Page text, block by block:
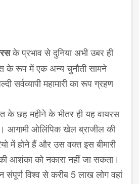
के प्रभाव से दुनिया अभी उबर ही
के रूप में एक अन्य चुनौती सामने
सर्वव्यापी महामारी का रूप ग्रहण
छह महीने के भीतर ही यह वायरस
आगामी ओलिंपिक खेल ब्राजील की
में होने हैं और उस वक्त इस बीमारी
आशंका को नकारा नहीं जा सकता।
विश्व से करीब 5 लाख लोग वहां